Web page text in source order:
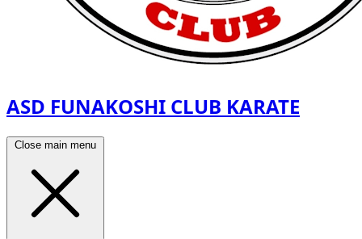
ASD FUNAKOSHI CLUB KARATE
Close main menu